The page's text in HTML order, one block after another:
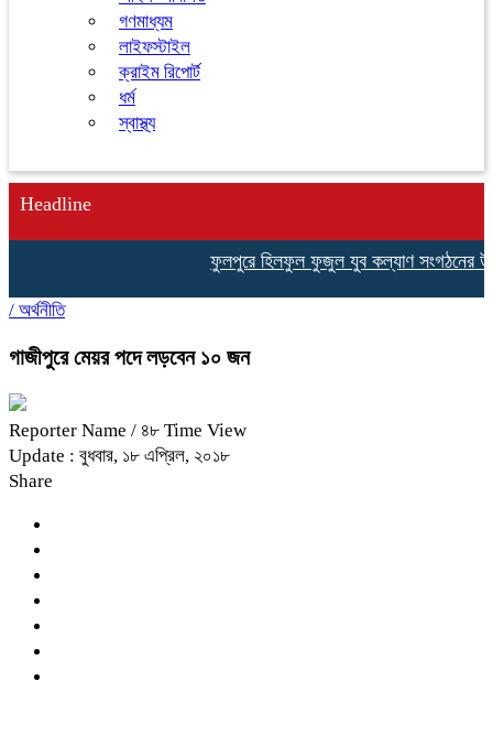
গণমাধ্যম
লাইফস্টাইল
ক্রাইম রিপোর্ট
ধর্ম
স্বাস্থ্য
Headline
ফুলপুরে হিলফুল ফুজুল যুব কল্যাণ সংগঠনের
/ অর্থনীতি
গাজীপুরে মেয়র পদে লড়বেন ১০ জন
Reporter Name / ৪৮ Time View
Update : বুধবার, ১৮ এপ্রিল, ২০১৮
Share